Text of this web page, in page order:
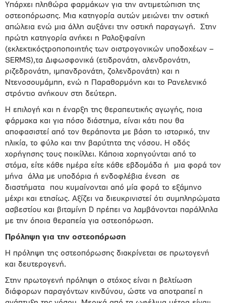
Υπάρχει πληθώρα φαρμάκων για την αντιμετώπιση της
οστεοπόρωσης. Μια κατηγορία αυτών μειώνει την οστική
απώλεια ενώ μια άλλη αυξάνει την οστική παραγωγή.
Στην
πρώτη κατηγορία ανήκει η Ραλοξιφαίνη
(εκλεκτικόςτροποποιητής των οιστρογονικών υποδοχέων –
SERMS),τα Διφωσφονικά (ετιδρονάτη, αλενδρονάτη,
ριζεδρονάτη, ιμπανδρονάτη, ζολενδρονάτη) και η
Ντενοσουμάμπη, ενώ η Παραθορμόνη και το Ρανελενικό
στρόντιο ανήκουν στη δεύτερη.
Η επιλογή και η έναρξη της θεραπευτικής αγωγής, ποια
φάρμακα και για πόσο διάστημα, είναι κάτι που θα
αποφασιστεί από τον θεράποντα με βάση το ιστορικό, την
ηλικία, το φύλο και την βαρύτητα της νόσου. Η οδός
χορήγησης τους ποικίλλει. Κάποια χορηγούνται από το
στόμα, είτε κάθε ημέρα είτε κάθε εβδομάδα ή
μια φορά τον
μήνα
άλλα με υποδόρια ή ενδοφλέβια ένεση
σε
διαστήματα
που κυμαίνονται από μία φορά το εξάμηνο
μέχρι και ετησίως. Αξίζει να διευκρινιστεί ότι συμπληρώματα
ασβεστίου και βιταμίνη D πρέπει να λαμβάνονται παράλληλα
με την όποια θεραπεία για οστεοπόρωση.
Πρόληψη για την οστεοπόρωση
Η πρόληψη της οστεοπόρωσης διακρίνεται σε πρωτογενή
και δευτερογενή.
Στην πρωτογενή πρόληψη ο στόχος είναι η βελτίωση
διάφορων παραγόντων κινδύνου, ώστε να αποτραπεί η